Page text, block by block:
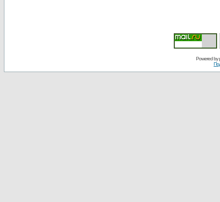
Powered by